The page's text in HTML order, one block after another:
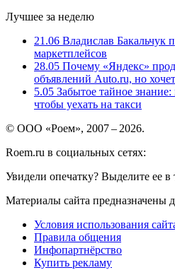
Лучшее за неделю
21.06 Владислав Бакальчук
маркетплейсов
28.05 Почему «Яндекс»
объявлений Auto.ru, но
5.05 Забытое тайное
чтобы уехать на такси
© ООО «Роем», 2007 – 2026.
Roem.ru в социальных сетях:
Увидели опечатку? Выделите ее
Материалы сайта предназначены
Условия использования
Правила общения
Инфопартнёрство
Купить рекламу